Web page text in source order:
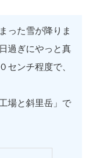
g
a
t
った雪が降りま
過ぎにやっと真
センチ程度で、
場と斜里岳」で